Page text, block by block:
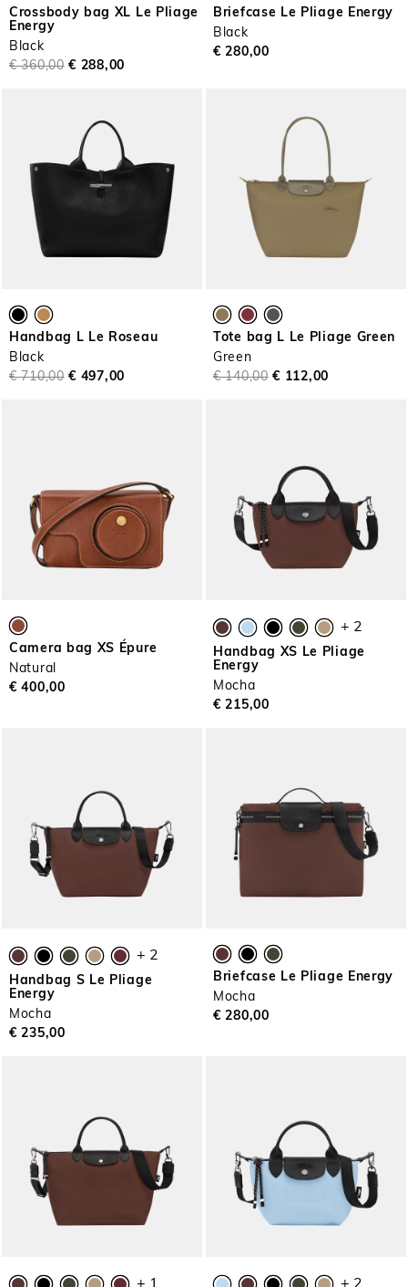
Crossbody bag XL Le Pliage
Energy
Black
€ 360,00 € 288,00
Briefcase Le Pliage Energy
Black
€ 280,00
Handbag L Le Roseau
Black
€ 710,00 € 497,00
Tote bag L Le Pliage Green
Green
€ 140,00 € 112,00
Camera bag XS Épure
Natural
€ 400,00
+ 2
Handbag XS Le Pliage
Energy
Mocha
€ 215,00
+ 2
Handbag S Le Pliage
Energy
Mocha
€ 235,00
Briefcase Le Pliage Energy
Mocha
€ 280,00